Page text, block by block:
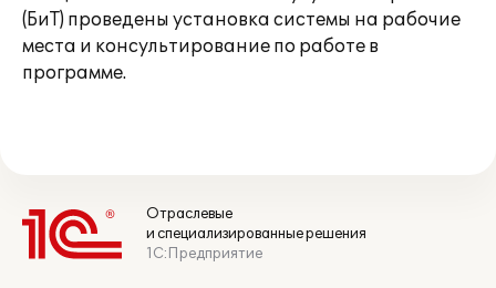
(БиТ) проведены установка системы на рабочие
места и консультирование по работе в
программе.
Отраслевые
и специализированные решения
1С:Предприятие